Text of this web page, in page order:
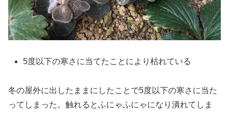
5度以下の寒さに当てたことにより枯れている
冬の屋外に出したままにしたことで5度以下の寒さに当た
ってしまった。触れるとふにゃふにゃになり潰れてしま